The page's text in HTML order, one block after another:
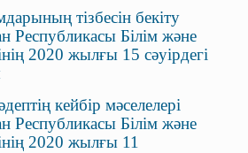
тізбесін бекіту
Республикасы Білім және
2020 жылғы 15 сәуірдегі
кейбір мәселелері
Республикасы Білім және
2020 жылғы 11